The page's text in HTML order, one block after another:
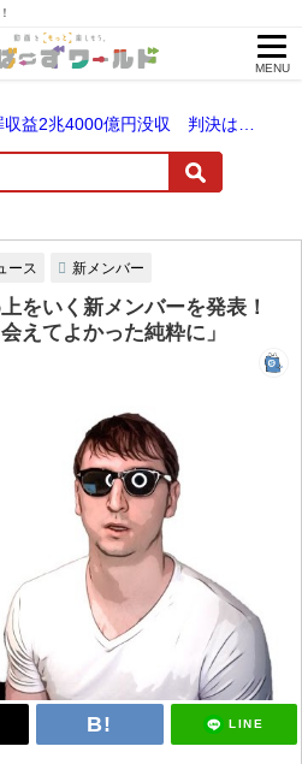
MENU
ース 新メンバー
をいく新メンバーを発表！
えてよかった純粋に」
LINE